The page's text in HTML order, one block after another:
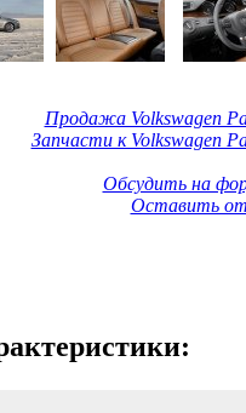
Продажа Volkswagen
Запчасти к Volkswagen
Обсудить на
Оставить